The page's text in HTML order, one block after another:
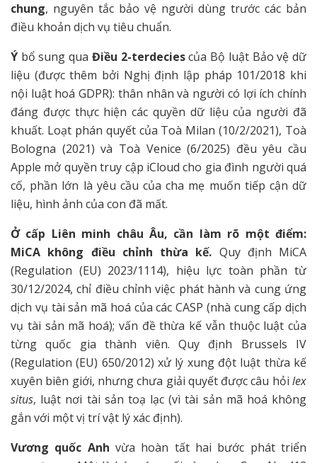
chung, nguyên tắc bảo vệ người dùng trước các bản
điều khoản dịch vụ tiêu chuẩn.
Ý bổ sung qua Điều 2-terdeciescủa Bộ luật Bảo vệ dữ
liệu (được thêm bởi Nghị định lập pháp 101/2018 khi
nội luật hoá GDPR): thân nhân và người có lợi ích chính
đáng được thực hiện các quyền dữ liệu của người đã
khuất. Loạt phán quyết của Toà Milan (10/2/2021), Toà
Bologna (2021) và Toà Venice (6/2025) đều yêu cầu
Apple mở quyền truy cập iCloud cho gia đình người quá
cố, phần lớn là yêu cầu của cha mẹ muốn tiếp cận dữ
liệu, hình ảnh của con đã mất.
Ở cấp Liên minh châu Âu, cần làm rõ một điểm:
MiCA không điều chỉnh thừa kế. Quy định MiCA
(Regulation (EU) 2023/1114), hiệu lực toàn phần từ
30/12/2024, chỉ điều chỉnh việc phát hành và cung ứng
dịch vụ tài sản mã hoá của các CASP (nhà cung cấp dịch
vụ tài sản mã hoá); vấn đề thừa kế vẫn thuộc luật của
từng quốc gia thành viên. Quy định Brussels IV
(Regulation (EU) 650/2012) xử lý xung đột luật thừa kế
xuyên biên giới, nhưng chưa giải quyết được câu hỏi lex
situs, luật nơi tài sản toạ lạc (vì tài sản mã hoá không
gắn với một vị trí vật lý xác định).
Vương quốc Anh vừa hoàn tất hai bước phát triển